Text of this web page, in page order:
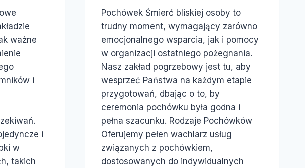
ważne
i
i
w
takich
Pochówek Śmierć bliskiej osoby to
trudny moment, wymagający zarówno
emocjonalnego wsparcia, jak i pomocy
w organizacji ostatniego pożegnania.
Nasz zakład pogrzebowy jest tu, aby
wesprzeć Państwa na każdym etapie
przygotowań, dbając o to, by
ceremonia pochówku była godna i
pełna szacunku. Rodzaje Pochówków
Oferujemy pełen wachlarz usług
związanych z pochówkiem,
dostosowanych do indywidualnych